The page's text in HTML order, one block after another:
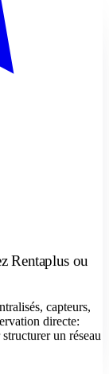
Rentaplus ou
capteurs,
directe:
un réseau